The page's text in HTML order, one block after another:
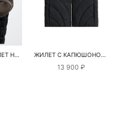
ОБЪЕМНЫЙ ЖИЛЕТ НА ПУХУ ЖИЛЕТ С КАПЮШОНОМ НА СИНТЕПОНЕ
13 900 ₽